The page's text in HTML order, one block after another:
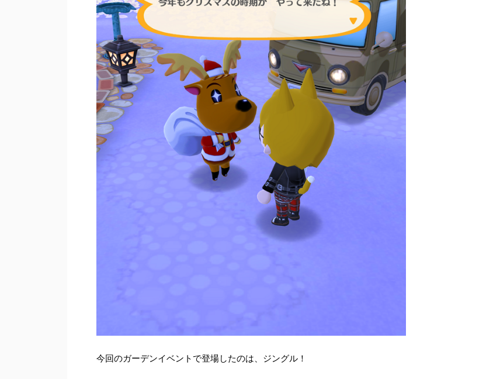
今回のガーデンイベントで登場したのは、ジングル！